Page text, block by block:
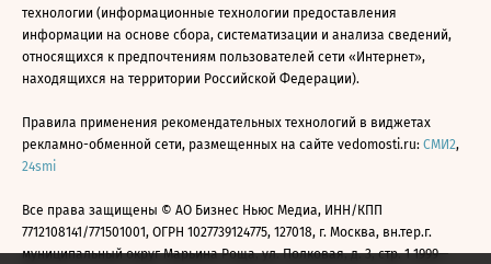
технологии (информационные технологии предоставления
информации на основе сбора, систематизации и анализа сведений,
относящихся к предпочтениям пользователей сети «Интернет»,
находящихся на территории Российской Федерации).
Правила применения рекомендательных технологий в виджетах
рекламно-обменной сети, размещенных на сайте vedomosti.ru: СМИ2,
24smi
Все права защищены © АО Бизнес Ньюс Медиа, ИНН/КПП
7712108141/771501001, ОГРН 1027739124775, 127018, г. Москва, вн.тер.г.
муниципальный округ Марьина Роща, ул. Полковая, д. 3, стр. 1 1999—